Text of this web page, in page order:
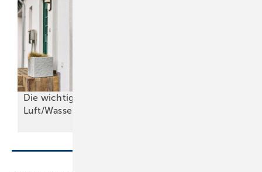
Die wichtigsten Kriterien für
Luft/Wasser-Wärmepumpen